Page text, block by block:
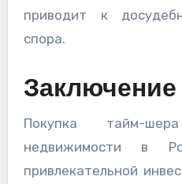
приводит к
спора.
Заключение
Покупка тайм-
недвижимости в
привлекательной